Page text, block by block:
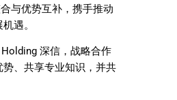
与优势互补，携手推动
遇。
深信，战略合作
、共享专业知识，并共